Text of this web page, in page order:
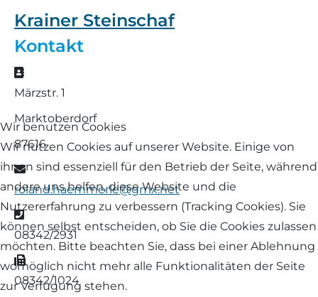
Krainer Steinschaf
Kontakt
Adresse
Märzstr. 1
Marktoberdorf
87616
E-Mail
roland.haemmerle@gmx.net
Telefon
08342/2931
Fax
08342/1024
Wir benutzen Cookies
Wir nutzen Cookies auf unserer Website. Einige von
ihnen sind essenziell für den Betrieb der Seite, während
andere uns helfen, diese Website und die
Nutzererfahrung zu verbessern (Tracking Cookies). Sie
können selbst entscheiden, ob Sie die Cookies zulassen
möchten. Bitte beachten Sie, dass bei einer Ablehnung
womöglich nicht mehr alle Funktionalitäten der Seite
zur Verfügung stehen.
Formulare/Download
Links Züchter-Internetseiten
Futtrationsrechner
Neueinsteiger
Fachberater in Bayern
Lineare Beurteilung Zahnstellung
Erfassung der Euterreinheit
Walliser Schwarznasenschaf
Zwartbles
Landschaf
Rhönschaf
Rouge de Roussillon
Schwarzes Villnösser Schaf
Scottish Blackface
Shetland
Skudde
South Down